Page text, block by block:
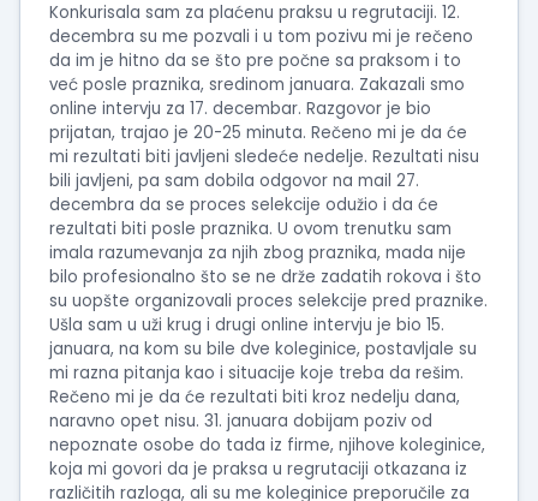
Konkurisala sam za plaćenu praksu u regrutaciji. 12.
decembra su me pozvali i u tom pozivu mi je rečeno
da im je hitno da se što pre počne sa praksom i to
već posle praznika, sredinom januara. Zakazali smo
online intervju za 17. decembar. Razgovor je bio
prijatan, trajao je 20-25 minuta. Rečeno mi je da će
mi rezultati biti javljeni sledeće nedelje. Rezultati nisu
bili javljeni, pa sam dobila odgovor na mail 27.
decembra da se proces selekcije odužio i da će
rezultati biti posle praznika. U ovom trenutku sam
imala razumevanja za njih zbog praznika, mada nije
bilo profesionalno što se ne drže zadatih rokova i što
su uopšte organizovali proces selekcije pred praznike.
Ušla sam u uži krug i drugi online intervju je bio 15.
januara, na kom su bile dve koleginice, postavljale su
mi razna pitanja kao i situacije koje treba da rešim.
Rečeno mi je da će rezultati biti kroz nedelju dana,
naravno opet nisu. 31. januara dobijam poziv od
nepoznate osobe do tada iz firme, njihove koleginice,
koja mi govori da je praksa u regrutaciji otkazana iz
različitih razloga, ali su me koleginice preporučile za